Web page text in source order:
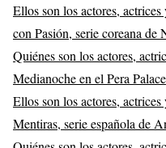
Ellos son los actores,
con Pasión, serie coreana de
Quiénes son los actores,
Medianoche en el Pera
Ellos son los actores,
Mentiras, serie española de